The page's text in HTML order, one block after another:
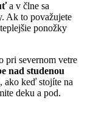
a v člne sa
Ak to považujete
ponožky
pri severnom vetre
nad studenou
, ako keď stojíte na
deku a pod.